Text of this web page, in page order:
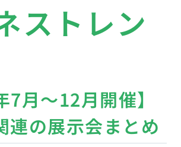
ストレン
7月〜12月開催】
連の展示会まとめ